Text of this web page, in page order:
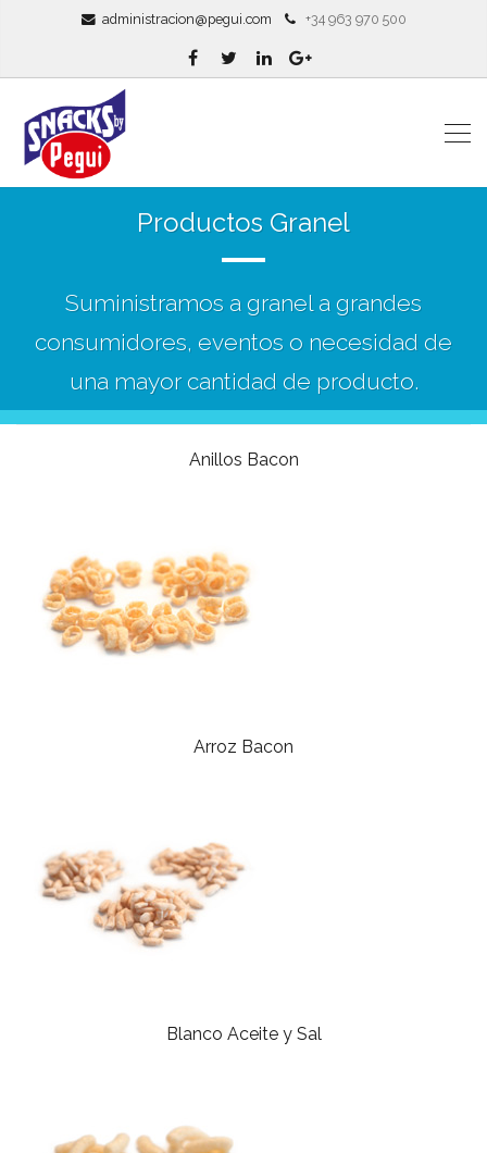
administracion@pegui.com +34 963 970 500
Productos Granel
Suministramos a granel a grandes
consumidores, eventos o necesidad de
una mayor cantidad de producto.
Anillos Bacon
Arroz Bacon
Blanco Aceite y Sal